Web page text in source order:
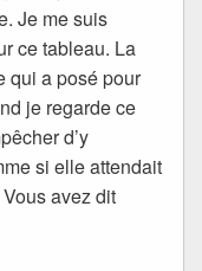
Je me suis
ce tableau. La
qui a posé pour
je regarde ce
d’y
si elle attendait
avez dit